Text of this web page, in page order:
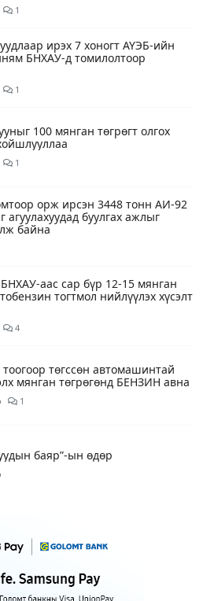
1
ирэх 7 хоногт АҮЭБ-ийн
БНХАУ-д томилолтоор
1
100 мянган төгрөгт олгох
1
орж ирсэн 3448 тонн АИ-92
агуулахуудад буулгах ажлыг
байна
аас сар бүр 12-15 мянган
тогтмол нийлүүлэх хүсэлт
4
төгссөн автомашинтай
мянган төгрөгөнд БЕНЗИН авна
1
баяр”-ын өдөр
хэм дулаан байна